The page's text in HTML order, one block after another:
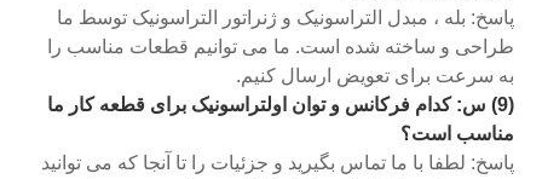
پاسخ: بله ، مبدل التراسونیک و ژنراتور التراسونیک توسط ما
طراحی و ساخته شده است. ما می توانیم قطعات مناسب را
به سرعت برای تعویض ارسال کنیم.
(9) س: کدام فرکانس و توان اولتراسونیک برای قطعه کار ما
مناسب است؟
پاسخ: لطفا با ما تماس بگیرید و جزئیات را تا آنجا که می توانید